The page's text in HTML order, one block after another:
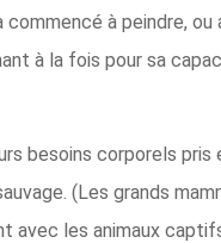
à peindre,
à la fois pour sa
besoins corporels pris
(Les grands
les animaux